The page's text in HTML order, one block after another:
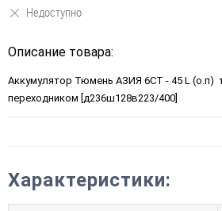
Недоступно
Описание товара:
Аккумулятор Тюмень АЗИЯ 6СТ - 45 L (о.п)
переходником [д236ш128в223/400]
Характеристики: